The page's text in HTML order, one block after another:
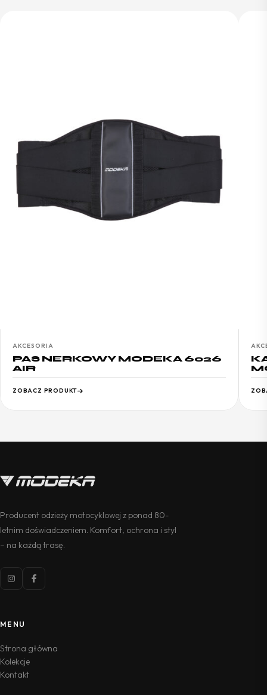
AKCESORIA
PAS NERKOWY MODEKA 6026
AIR
ZOBACZ PRODUKT
Producent odzieży motocyklowej z ponad 80-
letnim doświadczeniem. Komfort, ochrona i styl
– na każdą trasę.
MENU
Strona główna
Kolekcje
Kontakt